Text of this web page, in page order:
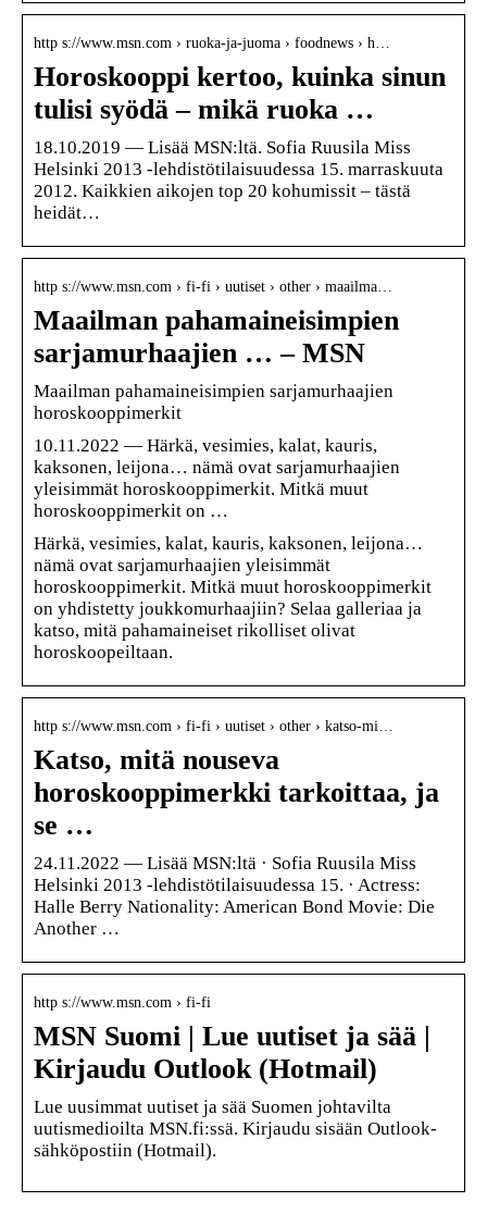
http s://www.msn.com › ruoka-ja-juoma › foodnews › h…
Horoskooppi kertoo, kuinka sinun
tulisi syödä – mikä ruoka …
18.10.2019 — Lisää MSN:ltä. Sofia Ruusila Miss
Helsinki 2013 -lehdistötilaisuudessa 15. marraskuuta
2012. Kaikkien aikojen top 20 kohumissit – tästä
heidät…
http s://www.msn.com › fi-fi › uutiset › other › maailma…
Maailman pahamaineisimpien
sarjamurhaajien … – MSN
Maailman pahamaineisimpien sarjamurhaajien
horoskooppimerkit
10.11.2022 — Härkä, vesimies, kalat, kauris,
kaksonen, leijona… nämä ovat sarjamurhaajien
yleisimmät horoskooppimerkit. Mitkä muut
horoskooppimerkit on …
Härkä, vesimies, kalat, kauris, kaksonen, leijona…
nämä ovat sarjamurhaajien yleisimmät
horoskooppimerkit. Mitkä muut horoskooppimerkit
on yhdistetty joukkomurhaajiin? Selaa galleriaa ja
katso, mitä pahamaineiset rikolliset olivat
horoskoopeiltaan.
http s://www.msn.com › fi-fi › uutiset › other › katso-mi…
Katso, mitä nouseva
horoskooppimerkki tarkoittaa, ja
se …
24.11.2022 — Lisää MSN:ltä · Sofia Ruusila Miss
Helsinki 2013 -lehdistötilaisuudessa 15. · Actress:
Halle Berry Nationality: American Bond Movie: Die
Another …
http s://www.msn.com › fi-fi
MSN Suomi | Lue uutiset ja sää |
Kirjaudu Outlook (Hotmail)
Lue uusimmat uutiset ja sää Suomen johtavilta
uutismedioilta MSN.fi:ssä. Kirjaudu sisään Outlook-
sähköpostiin (Hotmail).